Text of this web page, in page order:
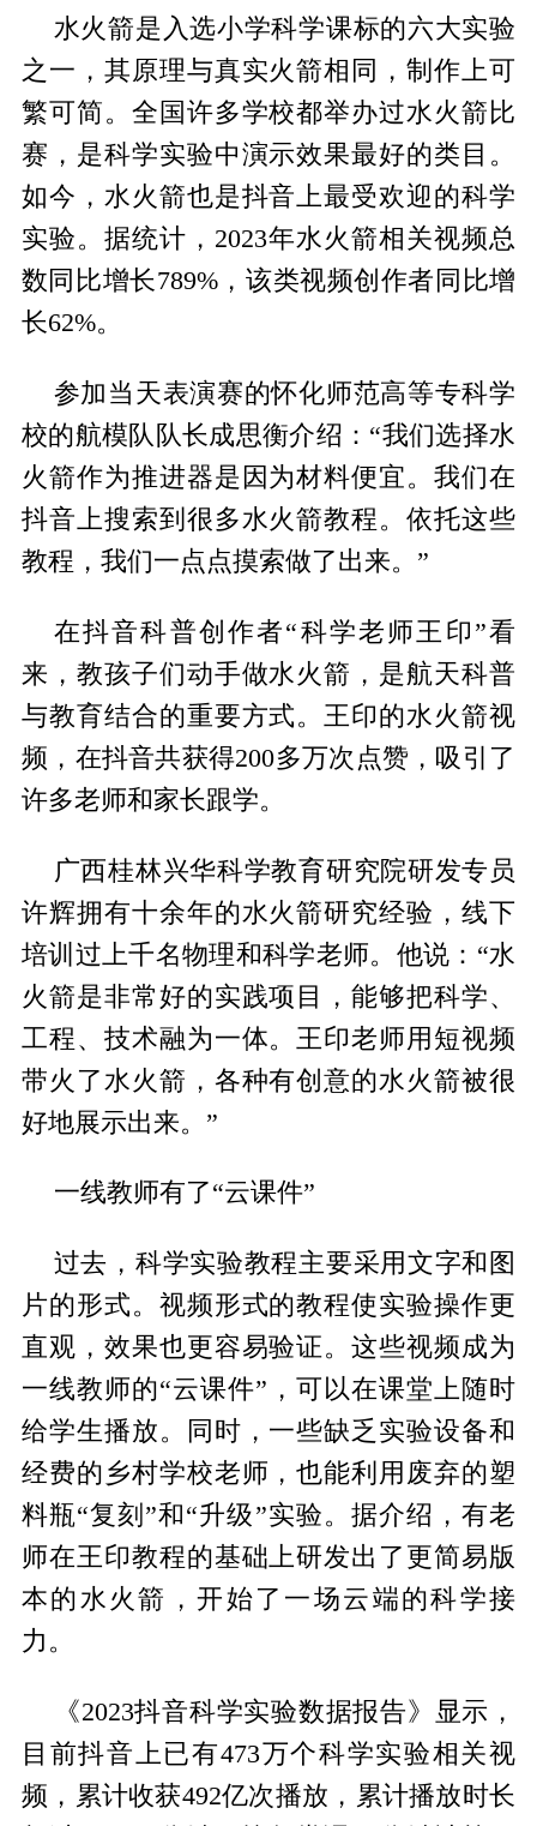
水火箭是入选小学科学课标的六大实验
之一，其原理与真实火箭相同，制作上可
繁可简。全国许多学校都举办过水火箭比
赛，是科学实验中演示效果最好的类目。
如今，水火箭也是抖音上最受欢迎的科学
实验。据统计，2023年水火箭相关视频总
数同比增长789%，该类视频创作者同比增
长62%。
参加当天表演赛的怀化师范高等专科学
校的航模队队长成思衡介绍：“我们选择水
火箭作为推进器是因为材料便宜。我们在
抖音上搜索到很多水火箭教程。依托这些
教程，我们一点点摸索做了出来。”
在抖音科普创作者“科学老师王印”看
来，教孩子们动手做水火箭，是航天科普
与教育结合的重要方式。王印的水火箭视
频，在抖音共获得200多万次点赞，吸引了
许多老师和家长跟学。
广西桂林兴华科学教育研究院研发专员
许辉拥有十余年的水火箭研究经验，线下
培训过上千名物理和科学老师。他说：“水
火箭是非常好的实践项目，能够把科学、
工程、技术融为一体。王印老师用短视频
带火了水火箭，各种有创意的水火箭被很
好地展示出来。”
一线教师有了“云课件”
过去，科学实验教程主要采用文字和图
片的形式。视频形式的教程使实验操作更
直观，效果也更容易验证。这些视频成为
一线教师的“云课件”，可以在课堂上随时
给学生播放。同时，一些缺乏实验设备和
经费的乡村学校老师，也能利用废弃的塑
料瓶“复刻”和“升级”实验。据介绍，有老
师在王印教程的基础上研发出了更简易版
本的水火箭，开始了一场云端的科学接
力。
《2023抖音科学实验数据报告》显示，
目前抖音上已有473万个科学实验相关视
频，累计收获492亿次播放，累计播放时长